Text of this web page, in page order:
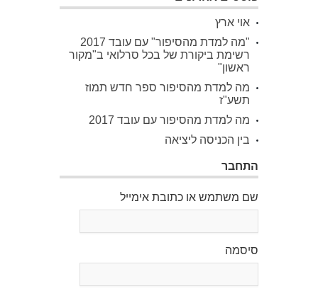
אוי ארץ
"מה למדת מהסיפור" עם עובד 2017
רשימת ביקורת של בכל סרלואי ב"מקור
ראשון"
מה למדת מהסיפור ספר חדש תמוז
תשע"ז
מה למדת מהסיפור עם עובד 2017
בין הכניסה ליציאה
התחבר
שם משתמש או כתובת אימייל
סיסמה